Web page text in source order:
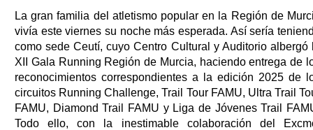
La gran familia del atletismo popular en la Región de
vivía este viernes su noche más esperada. Así sería
como sede Ceutí, cuyo Centro Cultural y Auditorio albergó
XII Gala Running Región de Murcia, haciendo entrega de
reconocimientos correspondientes a la edición 2025 de
circuitos Running Challenge, Trail Tour FAMU, Ultra Trail
FAMU, Diamond Trail FAMU y Liga de Jóvenes Trail
Todo ello, con la inestimable colaboración del